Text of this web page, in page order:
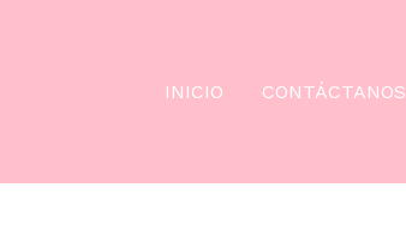
INICIO CONTÁCTANOS